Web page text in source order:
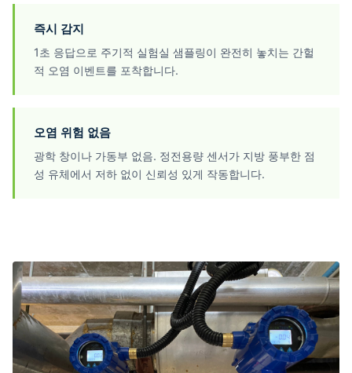
즉시 감지
1초 응답으로 주기적 실험실 샘플링이 완전히 놓치는 간헐
적 오염 이벤트를 포착합니다.
오염 위험 없음
광학 창이나 가동부 없음. 정전용량 센서가 지방 풍부한 점
성 유체에서 저하 없이 신뢰성 있게 작동합니다.